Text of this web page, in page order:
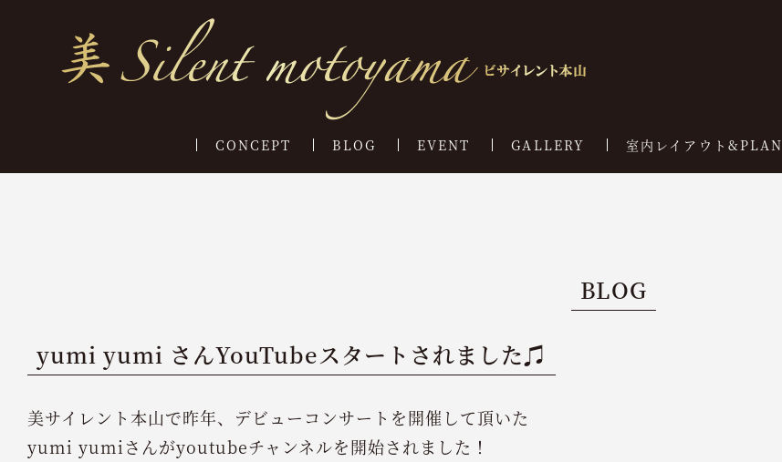
CONCEPT BLOG EVENT GALLERY 室内レイアウト&PLAN
BLOG
yumi yumi さんYouTubeスタートされました♫
美サイレント本山で昨年、デビューコンサートを開催して頂いた
yumi yumiさんがyoutubeチャンネルを開始されました！